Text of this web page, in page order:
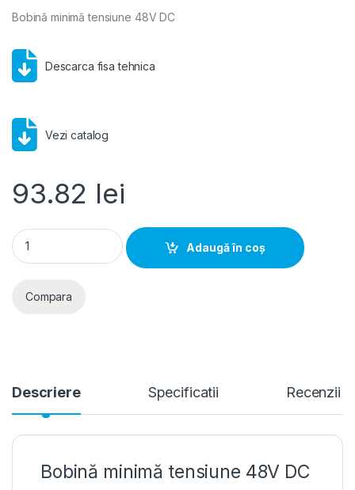
Bobină minimă tensiune 48V DC
Descarca fisa tehnica
Vezi catalog
93.82 lei
Hager- Bobină minimă tensiune 48V DC quantity
Adaugă în coș
Compara
Descriere Specificatii Recenzii
Bobină minimă tensiune 48V DC